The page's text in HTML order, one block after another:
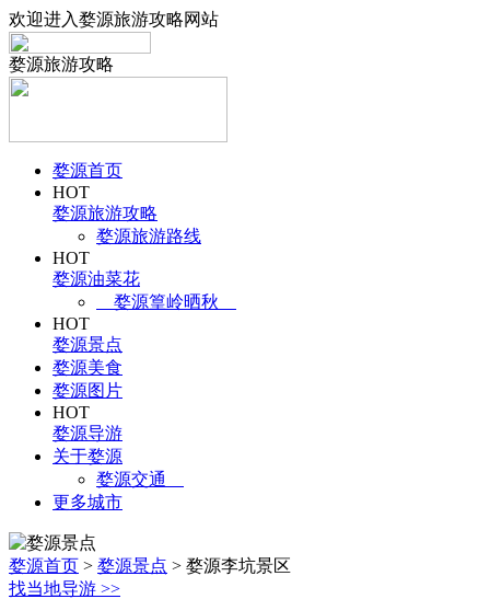
欢迎进入婺源旅游攻略网站
婺源旅游攻略
婺源首页
HOT
婺源旅游攻略
婺源旅游路线
HOT
婺源油菜花
婺源篁岭晒秋
HOT
婺源景点
婺源美食
婺源图片
HOT
婺源导游
关于婺源
婺源交通
更多城市
婺源首页 > 婺源景点 > 婺源李坑景区
找当地导游 >>